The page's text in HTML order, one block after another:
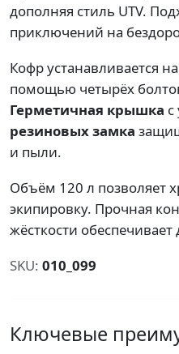
дополняя стиль UTV.
приключений на
Кофр устанавливается на
помощью четырёх
Герметичная крышка
резиновых замка
и пыли.
Объём 120 л позволяет
экипировку. Прочная
жёсткости
SKU: 010_099
Ключевые